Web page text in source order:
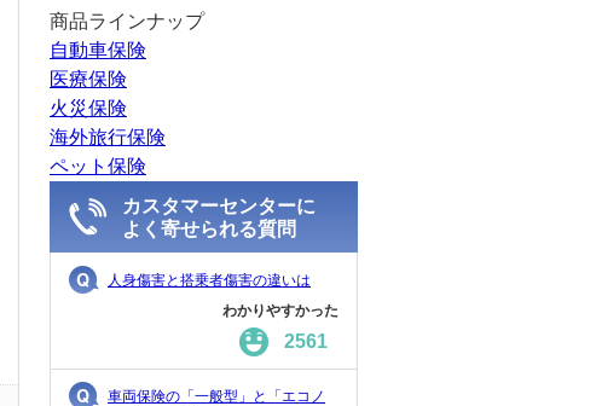
商品ラインナップ
自動車保険
医療保険
火災保険
海外旅行保険
ペット保険
カスタマーセンターに
よく寄せられる質問
人身傷害と搭乗者傷害の違いは
わかりやすかった
2561
車両保険の「一般型」と「エコノ